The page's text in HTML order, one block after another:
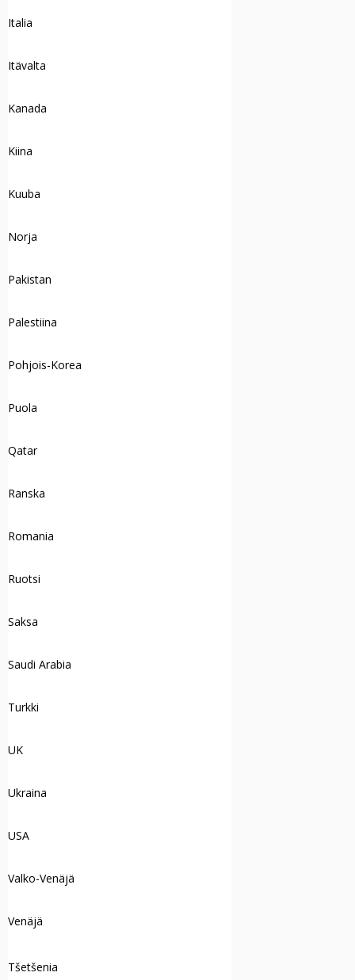
Italia
Itävalta
Kanada
Kiina
Kuuba
Norja
Pakistan
Palestiina
Pohjois-Korea
Puola
Qatar
Ranska
Romania
Ruotsi
Saksa
Saudi Arabia
Turkki
UK
Ukraina
USA
Valko-Venäjä
Venäjä
Tšetšenia